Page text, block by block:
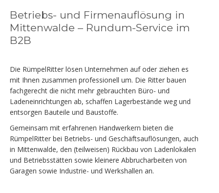
Betriebs- und Firmenauflösung in
Mittenwalde – Rundum-Service im
B2B
Die RümpelRitter lösen Unternehmen auf oder ziehen es
mit Ihnen zusammen professionell um. Die Ritter bauen
fachgerecht die nicht mehr gebrauchten Büro- und
Ladeneinrichtungen ab, schaffen Lagerbestände weg und
entsorgen Bauteile und Baustoffe.
Gemeinsam mit erfahrenen Handwerkern bieten die
RümpelRitter bei Betriebs- und Geschäftsauflösungen, auch
in Mittenwalde, den (teilweisen) Rückbau von Ladenlokalen
und Betriebsstätten sowie kleinere Abbrucharbeiten von
Garagen sowie Industrie- und Werkshallen an.